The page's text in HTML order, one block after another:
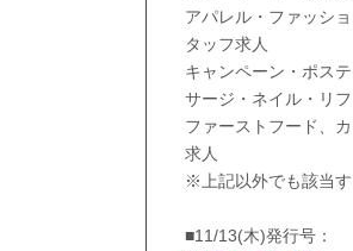
アパレル・ファッシ
タッフ求人
キャンペーン・ポス
サージ・ネイル・リ
ファーストフード、
求人
※上記以外でも該当す
■11/13(木)発行号：